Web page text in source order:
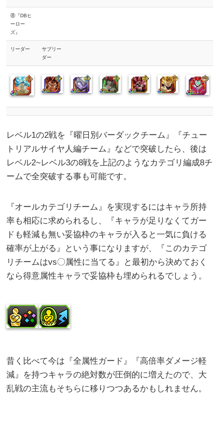
⑧『DBヒ
ーロー
ズ』
リーダー
サブリー
ダー
レベル1の2戦を『曜日別バーダックチーム』『チュー
トリアルサイヤ人編チーム』などで突破したら、後は
レベル2~レベル3の8戦を上記のようなカテゴリ編成8チ
ームで全突破する事も可能です。
『オールカテゴリチーム』を実現するにはキャラ所持
率も相応に求められるし、『キャラが足りなくてガー
ドも軽減も無い妥協枠のキャラが入ると一気に負ける
確率が上がる』という事になりますが、『このカテゴ
リチームはvs〇属性に当てる』と最初から決めておく
なら得意属性キャラで妥協枠も埋められるでしょう。
昔く比べて今は『全属性ガード』『高倍率ダメージ軽
減』を持つキャラの絶対数が圧倒的に増えたので、大
乱戦の主流もそちらに移りつつあるかもしれません。